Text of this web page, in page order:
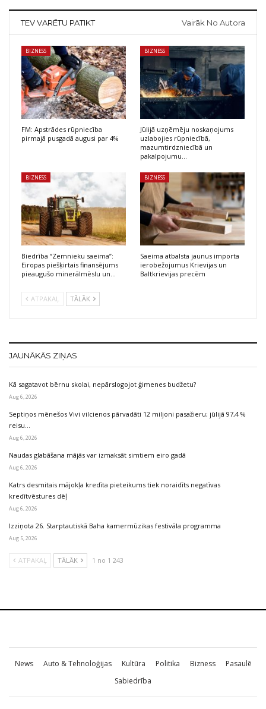
TEV VARĒTU PATIKT Vairāk No Autora
BIZNESS
FM: Apstrādes rūpniecība
pirmajā pusgadā augusi par 4%
BIZNESS
Jūlijā uzņēmēju noskaņojums
uzlabojies rūpniecībā,
mazumtirdzniecībā un
pakalpojumu…
BIZNESS
Biedrība “Zemnieku saeima”:
Eiropas piešķirtais finansējums
pieaugušo minerālmēslu un…
BIZNESS
Saeima atbalsta jaunus importa
ierobežojumus Krievijas un
Baltkrievijas precēm
ATPAKAĻ TĀLĀK
JAUNĀKĀS ZIŅAS
Kā sagatavot bērnu skolai, nepārslogojot ģimenes budžetu?
Aug 6, 2026
Septiņos mēnešos Vivi vilcienos pārvadāti 12 miljoni pasažieru; jūlijā 97,4 %
reisu…
Aug 6, 2026
Naudas glabāšana mājās var izmaksāt simtiem eiro gadā
Aug 6, 2026
Katrs desmitais mājokļa kredīta pieteikums tiek noraidīts negatīvas
kredītvēstures dēļ
Aug 6, 2026
Izziņota 26. Starptautiskā Baha kamermūzikas festivāla programma
Aug 5, 2026
ATPAKAĻ TĀLĀK 1 no 1 243
News Auto & Tehnoloģijas Kultūra Politika Bizness
Pasaulē
Sabiedrība